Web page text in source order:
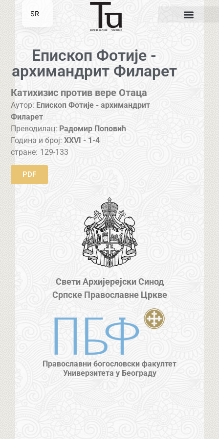
Епископ Фотије -
архимандрит Филарет
Катихизис против вере Отаца
Аутор: Епископ Фотије - архимандрит
Филарет
Преводилац: Радомир Поповић
Година и број:XXVI - 1-4
стране: 129-133
PDF
Свети Архијерејски Синод
Српске Православне Цркве
Православни богословски факултет
Универзитета у Београду
SR
EN